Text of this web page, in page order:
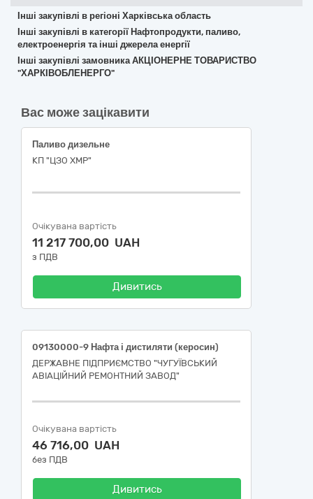
Інші закупівлі в регіоні Харківська область
Інші закупівлі в категорії Нафтопродукти, паливо,
електроенергія та інші джерела енергії
Інші закупівлі замовника АКЦІОНЕРНЕ ТОВАРИСТВО
"ХАРКІВОБЛЕНЕРГО"
Вас може зацікавити
Паливо дизельне
КП "ЦЗО ХМР"
Очікувана вартість
11 217 700,00 UAH
з ПДВ
Дивитись
09130000-9 Нафта і дистиляти (керосин)
ДЕРЖАВНЕ ПІДПРИЄМСТВО "ЧУГУЇВСЬКИЙ
АВІАЦІЙНИЙ РЕМОНТНИЙ ЗАВОД"
Очікувана вартість
46 716,00 UAH
без ПДВ
Дивитись